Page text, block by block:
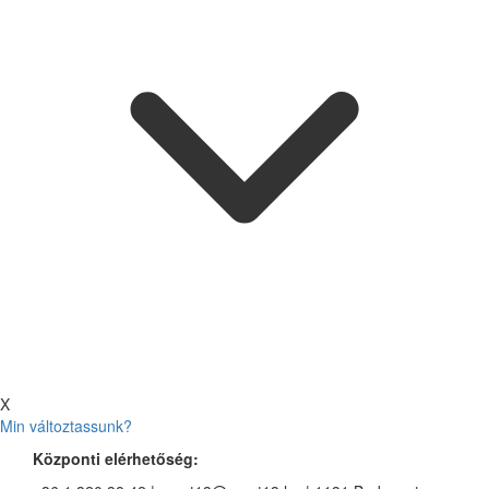
X
Min változtassunk?
Központi elérhetőség: